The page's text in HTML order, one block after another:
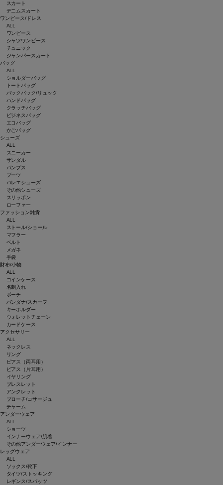
スカート
デニムスカート
ワンピース/ドレス
ALL
ワンピース
シャツワンピース
チュニック
ジャンパースカート
バッグ
ALL
ショルダーバッグ
トートバッグ
バックパック/リュック
ハンドバッグ
クラッチバッグ
ビジネスバッグ
エコバッグ
かごバッグ
シューズ
ALL
スニーカー
サンダル
パンプス
ブーツ
バレエシューズ
その他シューズ
スリッポン
ローファー
ファッション雑貨
ALL
ストール/ショール
マフラー
ベルト
メガネ
手袋
財布/小物
ALL
コインケース
名刺入れ
ポーチ
バンダナ/スカーフ
キーホルダー
ウォレットチェーン
カードケース
アクセサリー
ALL
ネックレス
リング
ピアス（両耳用）
ピアス（片耳用）
イヤリング
ブレスレット
アンクレット
ブローチ/コサージュ
チャーム
アンダーウェア
ALL
ショーツ
インナーウェア/肌着
その他アンダーウェア/インナー
レッグウェア
ALL
ソックス/靴下
タイツ/ストッキング
レギンス/スパッツ